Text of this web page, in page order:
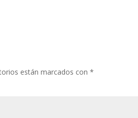
están marcados con*